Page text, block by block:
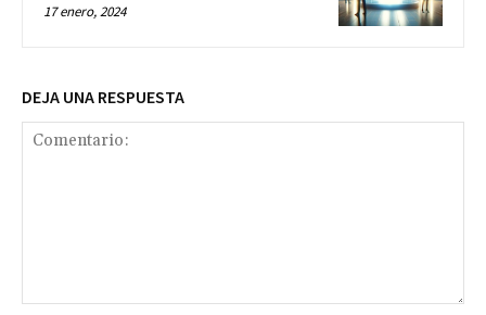
17 enero, 2024
DEJA UNA RESPUESTA